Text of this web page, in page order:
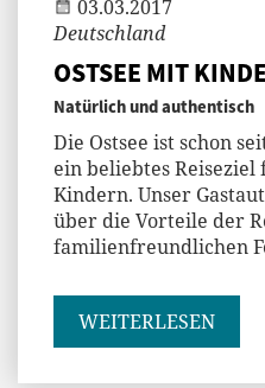
03.03.2017
Deutschland
OSTSEE MIT
Natürlich und authentisch
Die Ostsee ist schon
ein beliebtes
Kindern. Unser
über die Vorteile der
familienfreundlichen
WEITERLESEN